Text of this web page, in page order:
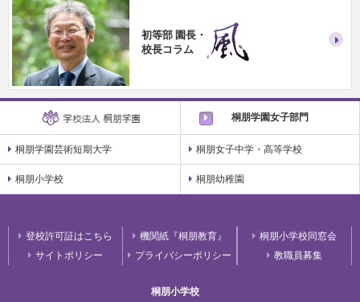
初等部 園長・
校長コラム
桐朋学園女子部門
桐朋学園芸術短期大学 桐朋女子中学・高等学校
桐朋小学校 桐朋幼稚園
桐朋小学校
登校許可証はこちら 機関紙『桐朋教育』
桐朋小学校同窓会
サイトポリシー
プライバシーポリシー 教職員募集